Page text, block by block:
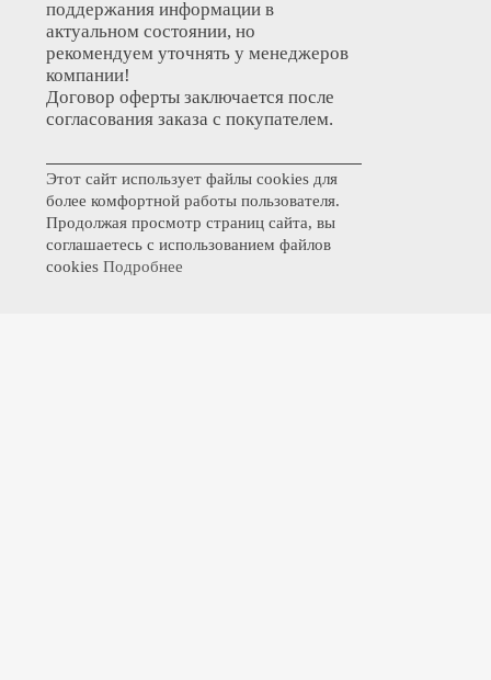
поддержания информации в
актуальном состоянии, но
рекомендуем уточнять у менеджеров
компании!
Договор оферты заключается после
согласования заказа с покупателем.
Этот сайт использует файлы cookies для
более комфортной работы пользователя.
Продолжая просмотр страниц сайта, вы
соглашаетесь с использованием файлов
cookies Подробнее